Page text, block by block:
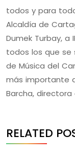
todos y para
Alcaldía de
Dumek Turbay, a
todos los que se
de Música del
más importante
Barcha, directora
RELATED